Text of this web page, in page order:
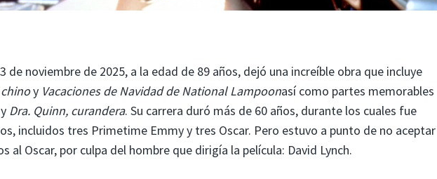
de noviembre de 2025, a la edad de 89 años, dejó una increíble obra que incluye
y Vacaciones de Navidad de National Lampoonasí como partes memorables
Dra. Quinn, curandera. Su carrera duró más de 60 años, durante los cuales fue
incluidos tres Primetime Emmy y tres Oscar. Pero estuvo a punto de no aceptar
al Oscar, por culpa del hombre que dirigía la película: David Lynch.